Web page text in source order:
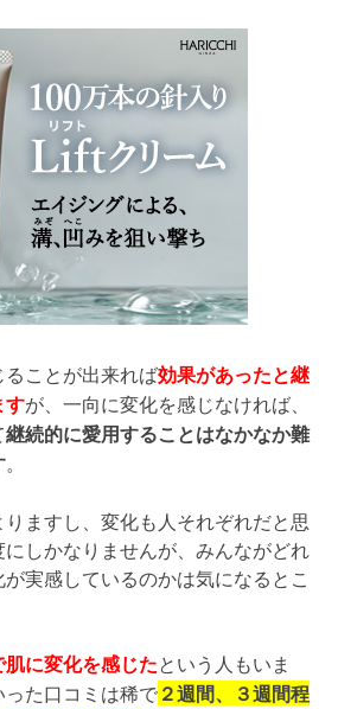
ることが出来れば効果があったと継
すが、一向に変化を感じなければ、
継続的に愛用することはなかなか難
。
ますし、変化も人それぞれだと思
しかなりませんが、みんながどれ
実感しているのかは気になるとこ
肌に変化を感じたという人もいま
た口コミは稀で ２週間、３週間程